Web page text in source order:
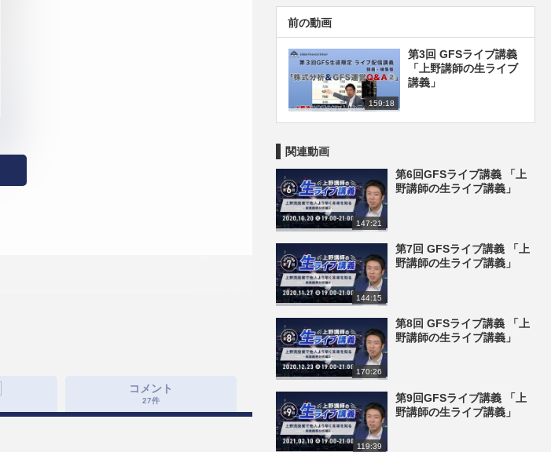
コメント
27件
前の動画
159:18
第3回 GFSライブ講義
「上野講師の生ライブ
講義」
関連動画
147:21
第6回GFSライブ講義 「上
野講師の生ライブ講義」
144:15
第7回 GFSライブ講義 「上
野講師の生ライブ講義」
170:26
第8回 GFSライブ講義 「上
野講師の生ライブ講義」
119:39
第9回GFSライブ講義 「上
野講師の生ライブ講義」